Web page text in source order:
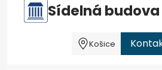
Sídelná
Košice